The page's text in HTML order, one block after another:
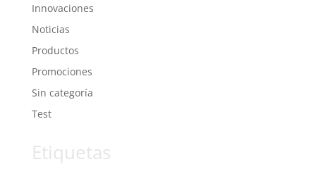
Innovaciones
Noticias
Productos
Promociones
Sin categoría
Test
Etiquetas